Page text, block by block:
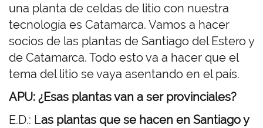
una planta de celdas de litio con nuestra
tecnología es Catamarca. Vamos a hacer
socios de las plantas de Santiago del Estero y
de Catamarca. Todo esto va a hacer que el
tema del litio se vaya asentando en el país.
APU: ¿Esas plantas van a ser provinciales?
E.D.: Las plantas que se hacen en Santiago y